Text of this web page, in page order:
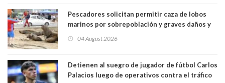
Pescadores solicitan permitir caza de lobos
marinos por sobrepoblación y graves daños y
04 August 2026
Detienen al suegro de jugador de fútbol Carlos
Palacios luego de operativos contra el tráfico